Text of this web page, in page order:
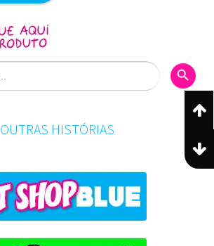
Search
OUTRAS HISTÓRIAS